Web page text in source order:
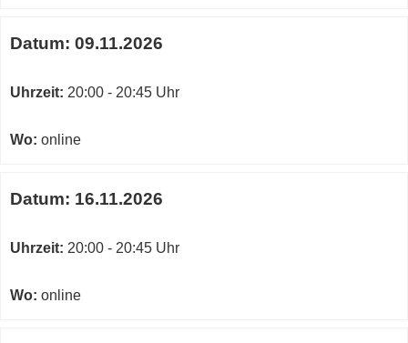
Datum: 09.11.2026
Uhrzeit: 20:00 - 20:45 Uhr
Wo: online
Datum: 16.11.2026
Uhrzeit: 20:00 - 20:45 Uhr
Wo: online